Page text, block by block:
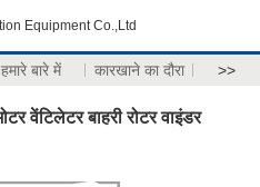
Equipment Co.,Ltd
हमारे बारे में कारखाने का दौरा >>
वेंटिलेटर बाहरी रोटर वाइंडर